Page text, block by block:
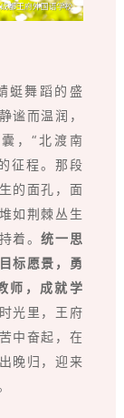
舞蹈的盛
谧而温润，
，“北渡南
征程。那段
的面孔，面
如荆棘丛生
着。统一思
标愿景，勇
师，成就学
光里，王府
中奋起，在
晚归，迎来